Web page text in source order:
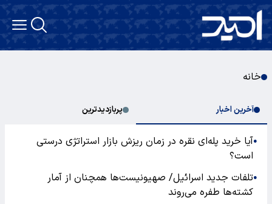
خانه
آخرین اخبار پربازدیدترین
●آیا خرید پله‌ای نقره در زمان ریزش بازار استراتژی درستی
است؟
●تلفات جدید اسرائیل/ صهیونیست‌ها همچنان از آمار
کشته‌ها طفره می‌روند